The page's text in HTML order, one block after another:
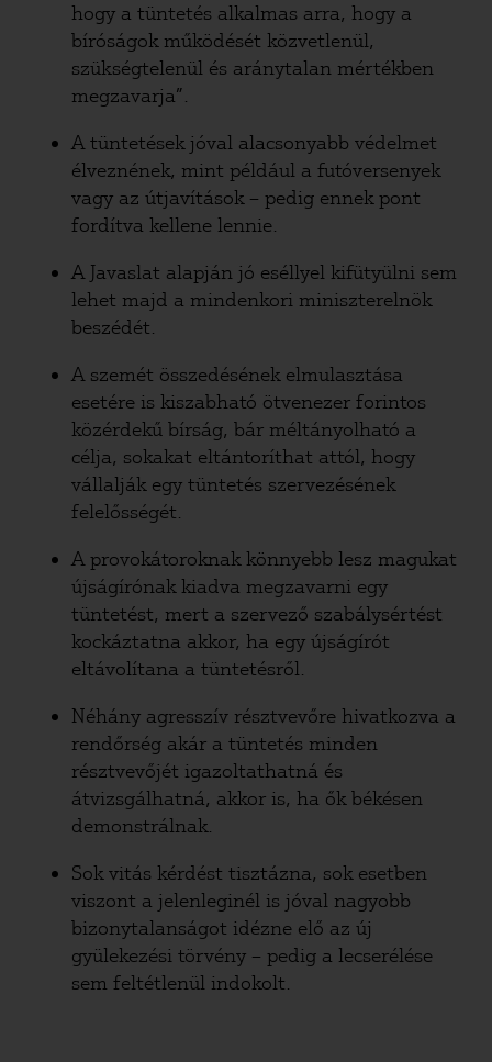
hogy a tüntetés alkalmas arra, hogy a
bíróságok működését közvetlenül,
szükségtelenül és aránytalan mértékben
megzavarja”.
A tüntetések jóval alacsonyabb védelmet
élveznének, mint például a futóversenyek
vagy az útjavítások – pedig ennek pont
fordítva kellene lennie.
A Javaslat alapján jó eséllyel kifütyülni sem
lehet majd a mindenkori miniszterelnök
beszédét.
A szemét összedésének elmulasztása
esetére is kiszabható ötvenezer forintos
közérdekű bírság, bár méltányolható a
célja, sokakat eltántoríthat attól, hogy
vállalják egy tüntetés szervezésének
felelősségét.
A provokátoroknak könnyebb lesz magukat
újságírónak kiadva megzavarni egy
tüntetést, mert a szervező szabálysértést
kockáztatna akkor, ha egy újságírót
eltávolítana a tüntetésről.
Néhány agresszív résztvevőre hivatkozva a
rendőrség akár a tüntetés minden
résztvevőjét igazoltathatná és
átvizsgálhatná, akkor is, ha ők békésen
demonstrálnak.
Sok vitás kérdést tisztázna, sok esetben
viszont a jelenleginél is jóval nagyobb
bizonytalanságot idézne elő az új
gyülekezési törvény – pedig a lecserélése
sem feltétlenül indokolt.